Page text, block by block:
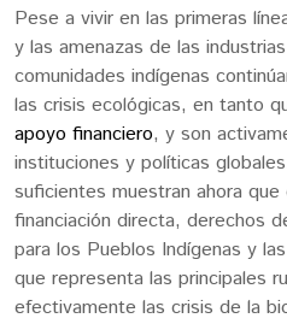
Pese a vivir en las primeras
y las amenazas de las
comunidades indígenas
las crisis ecológicas, en tanto
apoyo financiero, y son
instituciones y políticas
suficientes muestran ahora
financiación directa, derechos
para los Pueblos Indígenas y
que representa las principales
efectivamente las crisis de la